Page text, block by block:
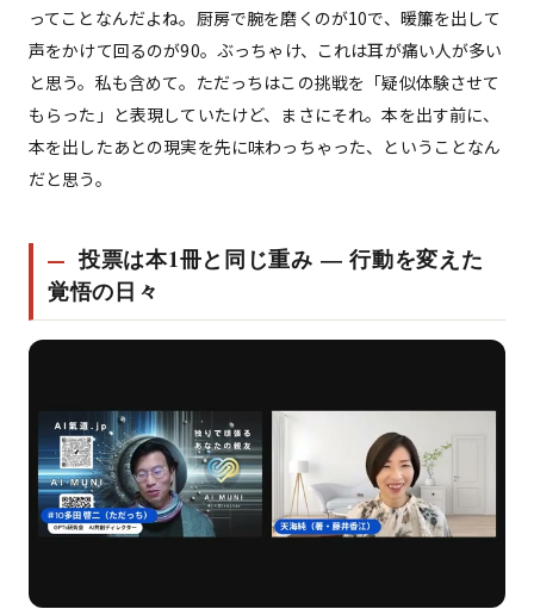
ってことなんだよね。厨房で腕を磨くのが10で、暖簾を出して
声をかけて回るのが90。ぶっちゃけ、これは耳が痛い人が多い
と思う。私も含めて。ただっちはこの挑戦を「疑似体験させて
もらった」と表現していたけど、まさにそれ。本を出す前に、
本を出したあとの現実を先に味わっちゃった、ということなん
だと思う。
投票は本1冊と同じ重み — 行動を変えた
覚悟の日々